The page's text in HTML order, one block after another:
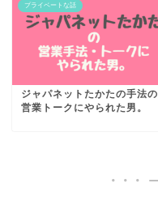
プライベートな話
ジャパネットたかたの手法の
営業トークにやられた男。